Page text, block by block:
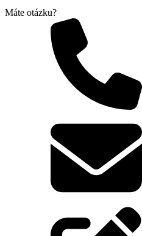
Máte otázku?